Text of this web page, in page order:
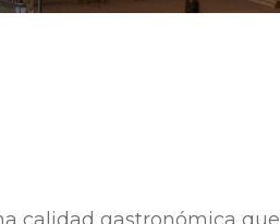
calidad gastronómica que